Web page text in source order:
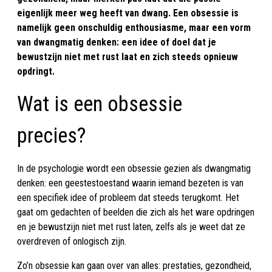
eigenlijk meer weg heeft van dwang. Een obsessie is
namelijk geen onschuldig enthousiasme, maar een vorm
van dwangmatig denken: een idee of doel dat je
bewustzijn niet met rust laat en zich steeds opnieuw
opdringt.
Wat is een obsessie
precies?
In de psychologie wordt een obsessie gezien als dwangmatig
denken: een geestestoestand waarin iemand bezeten is van
een specifiek idee of probleem dat steeds terugkomt. Het
gaat om gedachten of beelden die zich als het ware opdringen
en je bewustzijn niet met rust laten, zelfs als je weet dat ze
overdreven of onlogisch zijn.
Zo’n obsessie kan gaan over van alles: prestaties, gezondheid,